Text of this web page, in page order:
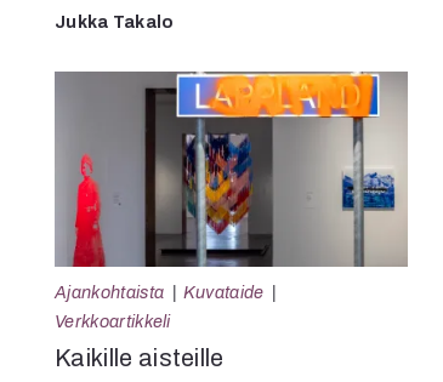
Jukka Takalo
Ajankohtaista
Kuvataide
Verkkoartikkeli
Kaikille aisteille